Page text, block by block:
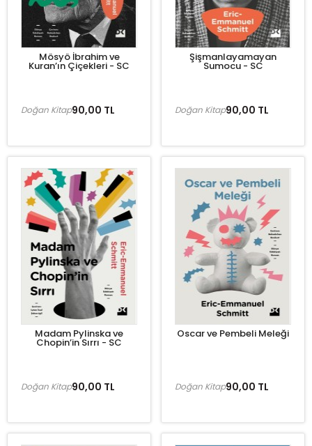
Mösyö İbrahim ve
Kuran’ın Çiçekleri - SC
90,00 TL
Doğan Kitap
Şişmanlayamayan
Sumocu - SC
90,00 TL
Doğan Kitap
Madam Pylinska ve
Chopin’in Sırrı - SC
90,00 TL
Doğan Kitap
Oscar ve Pembeli Meleği
90,00 TL
Doğan Kitap